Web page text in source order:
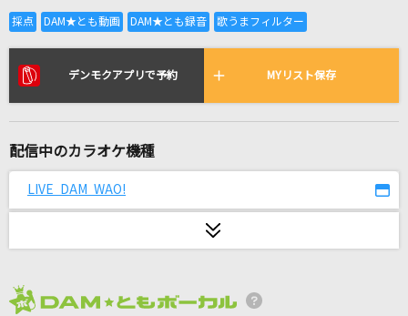
リアルタイムで歌われている曲の一覧
IRIS OUT
[生音]メロディー
玉置浩二
ロビンソン
デンモクアプリで予約 MYリスト保存
配信中のカラオケ機種
LIVE DAM WAO!